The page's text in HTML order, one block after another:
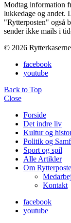
Modtag information
lukkedage og andet.
"Rytterposten" også
sender ikke mails i
© 2026
facebook
youtube
Back to Top
Close
Forside
Det indre liv
Kultur og
Politik og
Sport og spil
Alle Artikler
Om
Kontakt
facebook
youtube